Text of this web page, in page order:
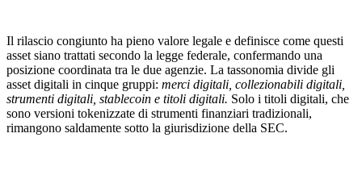
Il rilascio congiunto ha pieno valore legale e definisce come questi
asset siano trattati secondo la legge federale, confermando una
posizione coordinata tra le due agenzie. La tassonomia divide gli
asset digitali in cinque gruppi: merci digitali, collezionabili digitali,
strumenti digitali, stablecoin e titoli digitali. Solo i titoli digitali, che
sono versioni tokenizzate di strumenti finanziari tradizionali,
rimangono saldamente sotto la giurisdizione della SEC.